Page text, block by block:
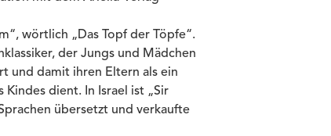
wörtlich „Das Topf der Töpfe“.
der Jungs und Mädchen
und damit ihren Eltern als ein
dient. In Israel ist „Sir
übersetzt und verkaufte